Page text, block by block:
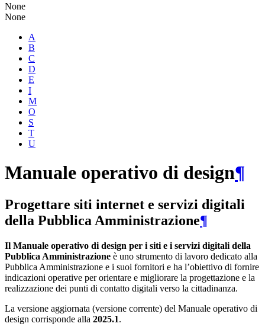
None
None
A
B
C
D
E
I
M
O
S
T
U
Manuale operativo di design¶
Progettare siti internet e servizi digitali
della Pubblica Amministrazione¶
Il Manuale operativo di design per i siti e i servizi digitali della
Pubblica Amministrazione è uno strumento di lavoro dedicato alla
Pubblica Amministrazione e i suoi fornitori e ha l’obiettivo di fornire
indicazioni operative per orientare e migliorare la progettazione e la
realizzazione dei punti di contatto digitali verso la cittadinanza.
La versione aggiornata (versione corrente) del Manuale operativo di
design corrisponde alla 2025.1.